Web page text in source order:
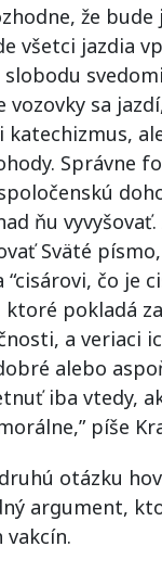
že bude
všetci jazdia
slobodu
vozovky sa
katechizmus,
Správne
ňu
Sväté
čo je
pokladá
a veriaci
alebo
iba vtedy,
píše
otázku
argument,